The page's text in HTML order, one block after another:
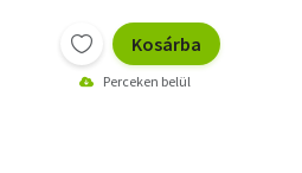
Kosárba
Perceken belül